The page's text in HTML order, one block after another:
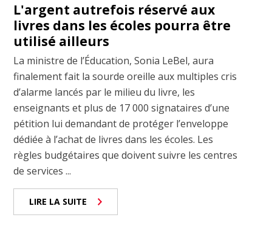
L'argent autrefois réservé aux
livres dans les écoles pourra être
utilisé ailleurs
La ministre de l’Éducation, Sonia LeBel, aura
finalement fait la sourde oreille aux multiples cris
d’alarme lancés par le milieu du livre, les
enseignants et plus de 17 000 signataires d’une
pétition lui demandant de protéger l’enveloppe
dédiée à l’achat de livres dans les écoles. Les
règles budgétaires que doivent suivre les centres
de services ...
LIRE LA SUITE